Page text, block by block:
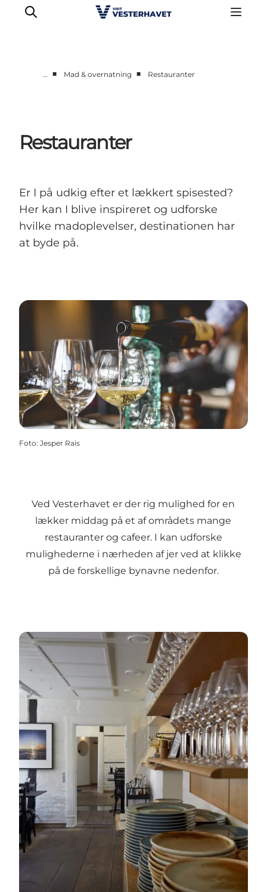
Vores Byer
Mad & Overnatning
Planlæg din ferie
… ■ Mad & overnatning ■ Restauranter
Restauranter
Er I på udkig efter et lækkert spisested?
Her kan I blive inspireret og udforske
hvilke madoplevelser, destinationen har
at byde på.
Foto: Jesper Rais
Ved Vesterhavet er der rig mulighed for en
lækker middag på et af områdets mange
restauranter og cafeer. I kan udforske
mulighederne i nærheden af jer ved at klikke
på de forskellige bynavne nedenfor.
Ringkøbing